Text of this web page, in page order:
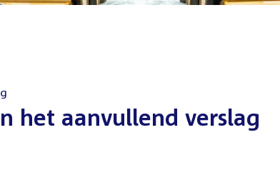
het aanvullend verslag